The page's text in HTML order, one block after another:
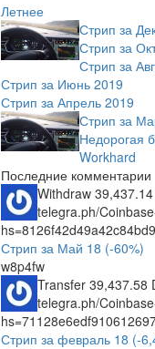
Летнее
Стрип за
Стрип за
Стрип за
Стрип за Июнь 2019
Стрип за Апрель 2019
Стрип за
Недорогая
Workhard
Последние комментарии
Withdraw
telegra.ph/
Стрип за Май 18 (-60%)
w8p4fw
Transfer 39,437.58
telegra.ph/
Стрип за февраль 18 (-